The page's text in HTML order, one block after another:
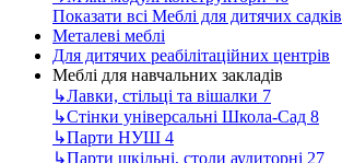
Показати всі Меблі для дитячих садків
Металеві меблі
Для дитячих реабілітаційних центрів
Меблі для навчальних закладів
↳Лавки, стільці та вішалки 7
↳Стінки універсальні Школа-Сад 8
↳Парти НУШ 4
↳Парти шкільні, столи аудиторні 27